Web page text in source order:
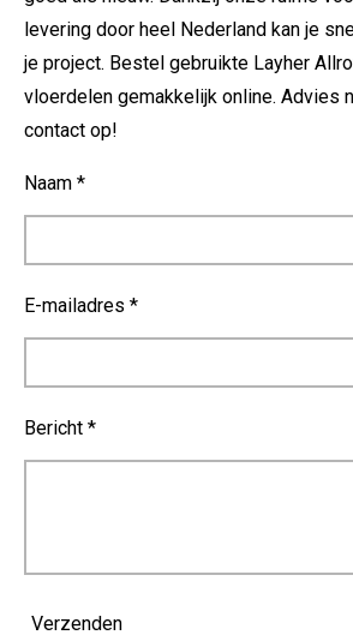
levering door heel Nederland kan je
je project. Bestel gebruikte Layher
vloerdelen gemakkelijk online. Advies
contact op!
Naam *
E-mailadres *
Bericht *
Verzenden